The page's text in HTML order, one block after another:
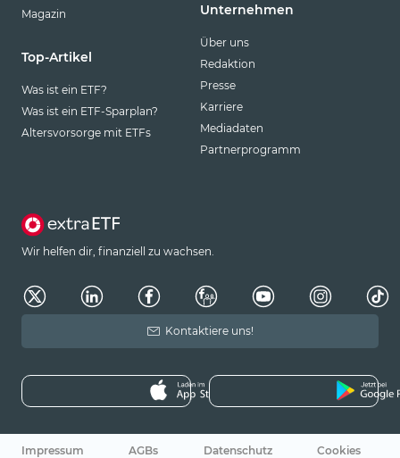
Magazin
Top-Artikel
Was ist ein ETF?
Was ist ein ETF-Sparplan?
Altersvorsorge mit ETFs
Unternehmen
Über uns
Redaktion
Presse
Karriere
Mediadaten
Partnerprogramm
Wir helfen dir, finanziell zu wachsen.
Kontaktiere uns!
Impressum AGBs Datenschutz Cookies